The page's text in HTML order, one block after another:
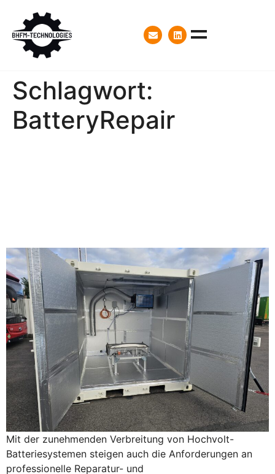
Schlagwort:
BatteryRepair
Mit der zunehmenden Verbreitung von Hochvolt-
Batteriesystemen steigen auch die Anforderungen an
professionelle Reparatur- und